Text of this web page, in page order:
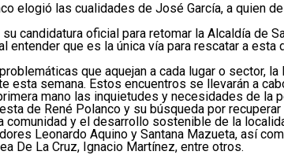
elogió las cualidades de José García, a quien
candidatura oficial para retomar la Alcaldía de
que es la única vía para rescatar a
que aquejan a cada lugar o sector,
esta semana. Estos encuentros se llevarán a
mano las inquietudes y necesidades de la
de René Polanco y su búsqueda por
y el desarrollo sostenible de la
Leonardo Aquino y Santana Mazueta, así
De La Cruz, Ignacio Martínez, entre otros.